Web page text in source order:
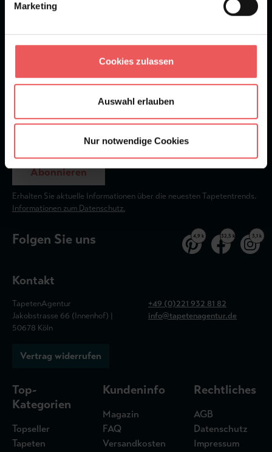
Marketing
Cookies zulassen
Auswahl erlauben
Nur notwendige Cookies
Newsletter
Abonnieren
Erhalten Sie aktuelle Informationen über die neuesten Tapetentrends.
Informationen zum Datenschutz.
Folgen Sie uns 4,9 k 32,5 k 3,1 k
Kontakt
TapetenAgentur
Jakobstrasse 66 (Innenhof) |
50678 Köln
+49 (0)221 932 81 82
info@tapetenagentur.de
Vertrag widerrufen
Top-
Kategorien
Topseller
Tapeten
Kundeninfo
Magazin
FAQ
Versandkosten
Rechtliches
AGB
Datenschutz
Impressum